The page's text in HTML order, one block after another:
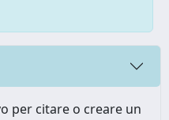
per citare o creare un